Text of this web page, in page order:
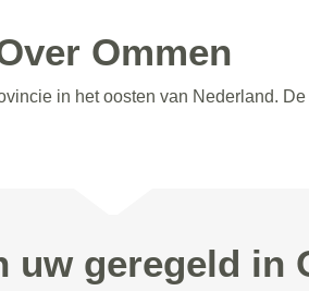
Ommen
in het oosten van Nederland.
uw geregeld in